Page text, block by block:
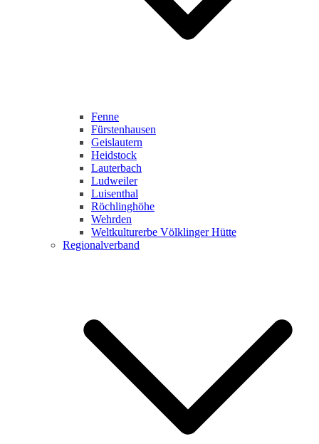
Fenne
Fürstenhausen
Geislautern
Heidstock
Lauterbach
Ludweiler
Luisenthal
Röchlinghöhe
Wehrden
Weltkulturerbe Völklinger Hütte
Regionalverband